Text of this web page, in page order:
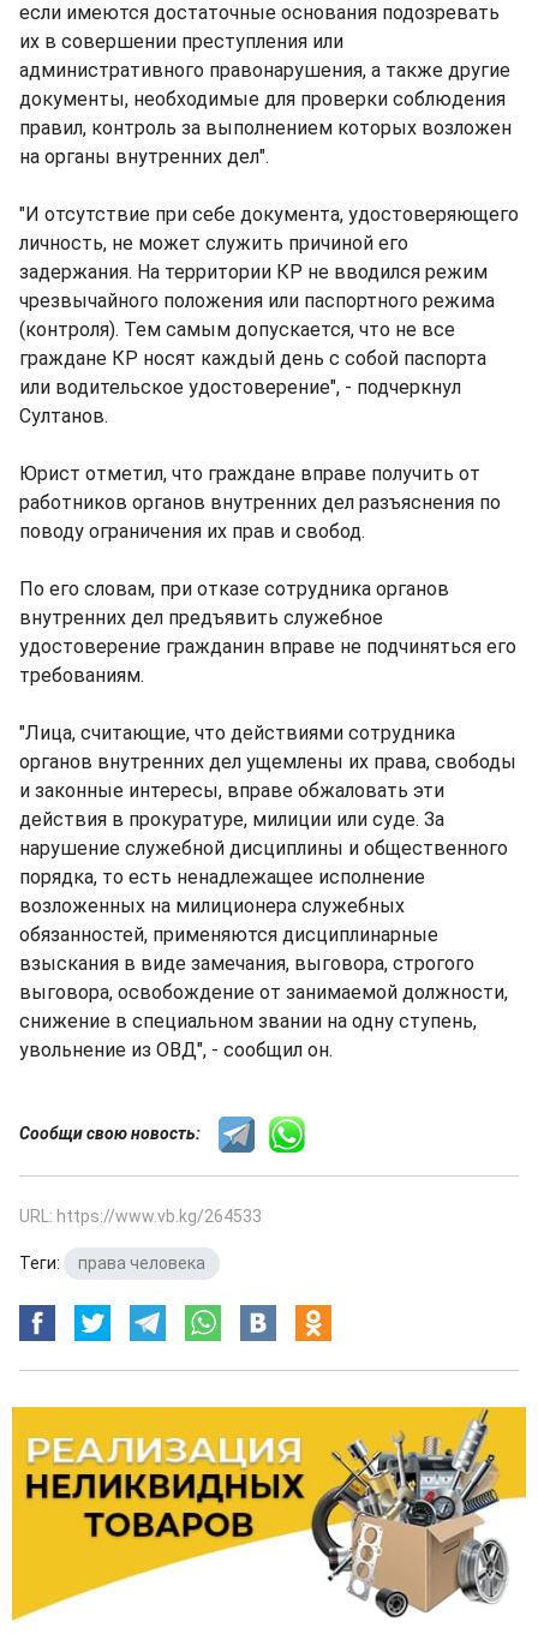
если имеются достаточные основания подозревать
их в совершении преступления или
административного правонарушения, а также другие
документы, необходимые для проверки соблюдения
правил, контроль за выполнением которых возложен
на органы внутренних дел".
"И отсутствие при себе документа, удостоверяющего
личность, не может служить причиной его
задержания. На территории КР не вводился режим
чрезвычайного положения или паспортного режима
(контроля). Тем самым допускается, что не все
граждане КР носят каждый день с собой паспорта
или водительское удостоверение", - подчеркнул
Султанов.
Юрист отметил, что граждане вправе получить от
работников органов внутренних дел разъяснения по
поводу ограничения их прав и свобод.
По его словам, при отказе сотрудника органов
внутренних дел предъявить служебное
удостоверение гражданин вправе не подчиняться его
требованиям.
"Лица, считающие, что действиями сотрудника
органов внутренних дел ущемлены их права, свободы
и законные интересы, вправе обжаловать эти
действия в прокуратуре, милиции или суде. За
нарушение служебной дисциплины и общественного
порядка, то есть ненадлежащее исполнение
возложенных на милиционера служебных
обязанностей, применяются дисциплинарные
взыскания в виде замечания, выговора, строгого
выговора, освобождение от занимаемой должности,
снижение в специальном звании на одну ступень,
увольнение из ОВД", - сообщил он.
Сообщи свою новость:
URL: https://www.vb.kg/264533
Теги: права человека